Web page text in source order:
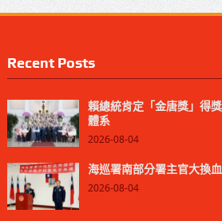
Recent Posts
賴總統肯定「金唐獎」得
體系
2026-08-04
海巡署南部分署主官大換
2026-08-04